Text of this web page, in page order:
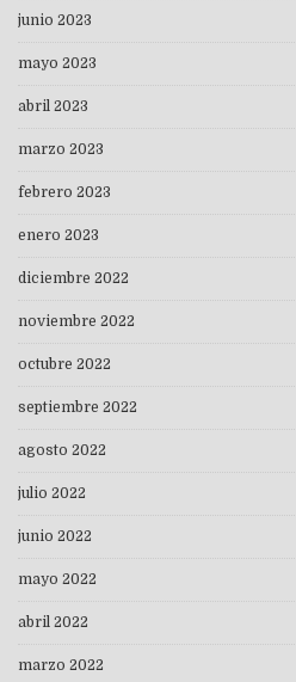
junio 2023
mayo 2023
abril 2023
marzo 2023
febrero 2023
enero 2023
diciembre 2022
noviembre 2022
octubre 2022
septiembre 2022
agosto 2022
julio 2022
junio 2022
mayo 2022
abril 2022
marzo 2022